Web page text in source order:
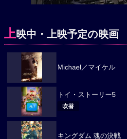
上映中・上映予定の映画
Michael／マイケル
トイ・ストーリー5
吹替
キングダム 魂の決戦